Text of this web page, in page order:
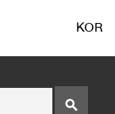
KOR
search